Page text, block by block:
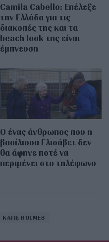
Camila Cabello: Επέλεξε
την Ελλάδα για τις
διακοπές της και τα
beach look της είναι
έμπνευση
Ο ένας άνθρωπος που η
βασίλισσα Ελισάβετ δεν
θα άφηνε ποτέ να
περιμένει στο τηλέφωνο
KATIE HOLMES